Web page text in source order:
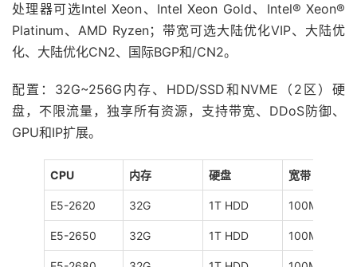
处理器可选Intel Xeon、Intel Xeon Gold、Intel® Xeon®
Platinum、AMD Ryzen；带宽可选大陆优化VIP、大陆优
化、大陆优化CN2、国际BGP和/CN2。
配置：32G~256G内存、HDD/SSD和NVME（2区）硬
盘，不限流量，独享所有资源，支持带宽、DDoS防御、
GPU和IP扩展。
CPU 内存 硬盘 宽带
E5-2620 32G 1T HDD 100M
E5-2650 32G 1T HDD 100M